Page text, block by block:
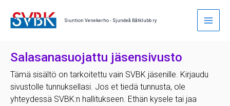
content
Siuntion Venekerho - Sjundeå Båtklubb ry
Salasanasuojattu jäsensivusto
Tämä sisältö on tarkoitettu vain SVBK jäsenille. Kirjaudu
sivustolle tunnuksellasi. Jos et tiedä tunnusta, ole
yhteydessä SVBK:n hallitukseen. Ethän kysele tai jaa